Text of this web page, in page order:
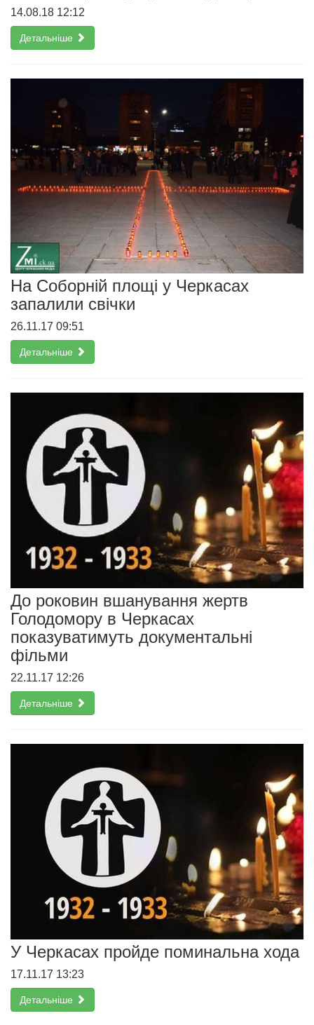
14.08.18 12:12
Детальніше
На Соборній площі у Черкасах
запалили свічки
26.11.17 09:51
Детальніше
До роковин вшанування жертв
Голодомору в Черкасах
показуватимуть документальні
фільми
22.11.17 12:26
Детальніше
У Черкасах пройде поминальна хода
17.11.17 13:23
Детальніше